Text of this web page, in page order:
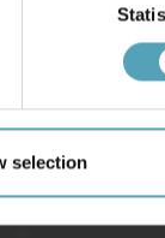
selection
også